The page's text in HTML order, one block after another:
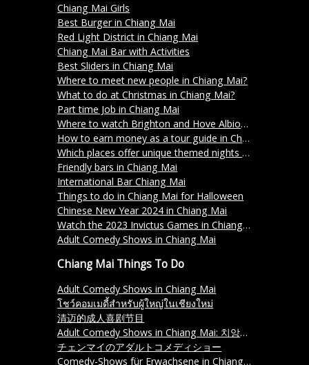
Chiang Mai Girls
Best Burger in Chiang Mai
Red Light District in Chiang Mai
Chiang Mai Bar with Activities
Best Sliders in Chiang Mai
Where to meet new people in Chiang Mai?
What to do at Christmas in Chiang Mai?
Part time Job in Chiang Mai
Where to watch Brighton and Hove Albion in Chiang Mai?
How to earn money as a tour guide in Chiang Mai Thailand
Which places offer unique themed nights in Chiang Mai?
Friendly bars in Chiang Mai
International Bar Chiang Mai
Things to do in Chiang Mai for Halloween
Chinese New Year 2024 in Chiang Mai
Watch the 2023 Invictus Games in Chiang Mai
Adult Comedy Shows in Chiang Mai
Chiang Mai Things To Do
Adult Comedy Shows in Chiang Mai
โชว์คอมเมดี้สำหรับผู้ใหญ่ในเชียงใหม่
清迈的成人喜剧节目
Adult Comedy Shows in Chiang Mai: 치앙마이에서 성인 코미디 쇼
チェンマイのアダルトコメディショー
Comedy-Shows für Erwachsene in Chiang Mai.